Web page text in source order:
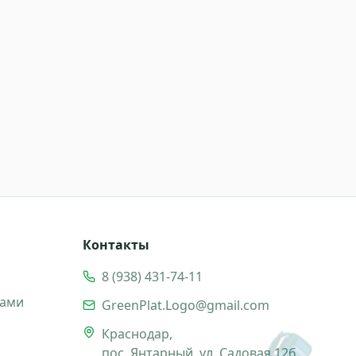
Контакты
8 (938) 431-74-11
GreenPlat.Logo@gmail.com
Краснодар,